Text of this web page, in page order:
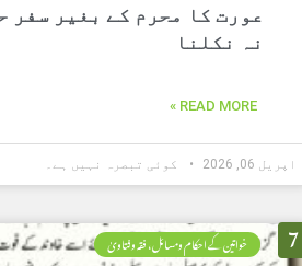
عورت کا محرم کے بغیر سفر
نہ نکلنا
READ MORE »
اپریل 06, 2026 کوئی تبصرہ نہیں ہے۔
7 خواتین کے احکام ومسائل، فقہ وفتاویٰ